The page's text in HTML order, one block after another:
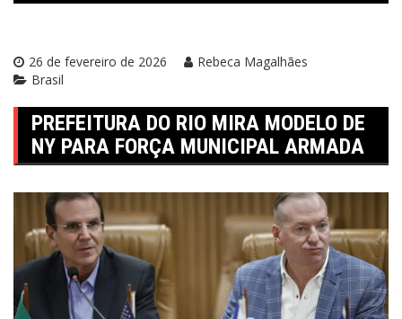
26 de fevereiro de 2026
Rebeca Magalhães
Brasil
PREFEITURA DO RIO MIRA MODELO DE
NY PARA FORÇA MUNICIPAL ARMADA